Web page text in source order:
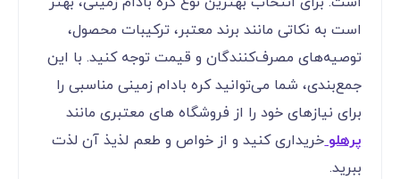
است به نکاتی مانند برند معتبر، ترکیبات محصول،
توصیه‌های مصرف‌کنندگان و قیمت توجه کنید. با این
جمع‌بندی، شما می‌توانید کره بادام زمینی مناسبی را
برای نیازهای خود را از فروشگاه های معتبری مانند
پرهلوخریداری کنید و از خواص و طعم لذیذ آن لذت
ببرید.